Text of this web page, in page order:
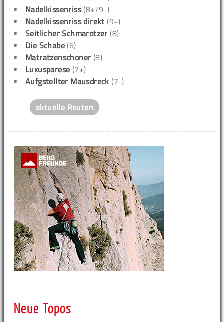
Nadelkissenriss(8+/9-)
Nadelkissenriss direkt (9+)
Seitlicher Schmarotzer (8)
Die Schabe (6)
Matratzenschoner (8)
Luxusparese (7+)
Aufgstellter Mausdreck (7-)
aktuelle Routen
Neue Topos